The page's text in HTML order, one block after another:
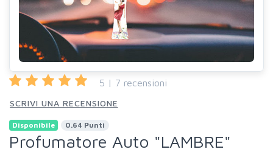
5 | 7 recensioni
SCRIVI UNA RECENSIONE
Disponibile 0.64 Punti
Profumatore Auto "LAMBRE"